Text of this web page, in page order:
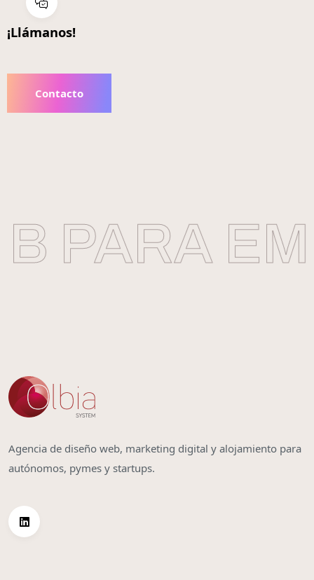
¡Llámanos!
Contacto
PARA
Agencia de diseño web, marketing digital y alojamiento para
autónomos, pymes y startups.